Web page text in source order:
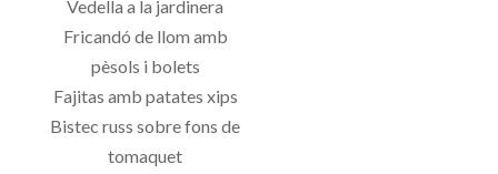
Vedella a la jardinera
Fricandó de llom amb
pèsols i bolets
Fajitas amb patates xips
Bistec russ sobre fons de
tomaquet